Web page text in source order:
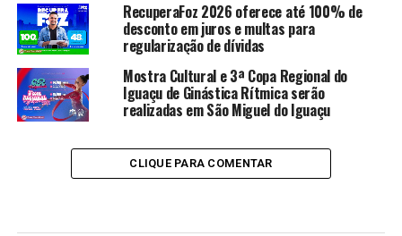
RecuperaFoz 2026 oferece até 100% de
desconto em juros e multas para
regularização de dívidas
Mostra Cultural e 3ª Copa Regional do
Iguaçu de Ginástica Rítmica serão
realizadas em São Miguel do Iguaçu
CLIQUE PARA COMENTAR